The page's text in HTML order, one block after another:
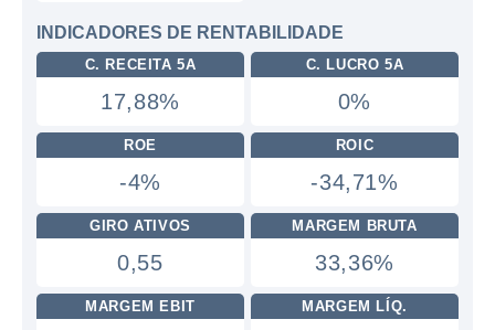
INDICADORES DE RENTABILIDADE
C. RECEITA 5A
17,88%
C. LUCRO 5A
0%
ROE
-4%
ROIC
-34,71%
GIRO ATIVOS
0,55
MARGEM BRUTA
33,36%
MARGEM EBIT MARGEM LÍQ.